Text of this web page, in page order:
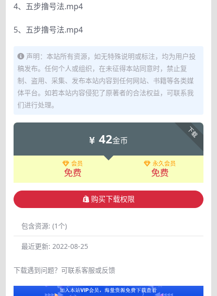
4、五步撸号法.mp4
5、五步撸号法.mp4
声明：本站所有资源，如无特殊说明或标注，均为用户投
稿发布。任何个人或组织，在未征得本站同意时，禁止复
制、盗用、采集、发布本站内容到任何网站、书籍等各类媒
体平台。如若本站内容侵犯了原著者的合法权益，可联系我
们进行处理。
下载
42金币
会员
免费
永久会员
免费
购买下载权限
包含资源: (1个)
最近更新: 2022-08-25
下载遇到问题？可联系客服或反馈